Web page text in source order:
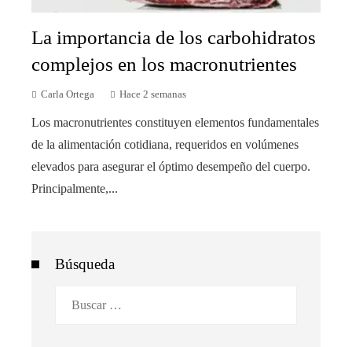
La importancia de los carbohidratos
complejos en los macronutrientes
Carla Ortega Hace 2 semanas
Los macronutrientes constituyen elementos fundamentales
de la alimentación cotidiana, requeridos en volúmenes
elevados para asegurar el óptimo desempeño del cuerpo.
Principalmente,...
Búsqueda